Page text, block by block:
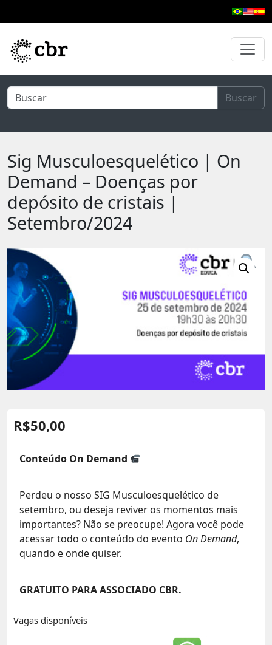
Buscar
Sig Musculoesquelético | On
Demand – Doenças por
depósito de cristais |
Setembro/2024
R$50,00
Conteúdo On Demand
Perdeu o nosso SIG Musculoesquelético de
setembro, ou deseja reviver os momentos mais
importantes? Não se preocupe! Agora você pode
acessar todo o conteúdo do evento On Demand,
quando e onde quiser.
GRATUITO PARA ASSOCIADO CBR.
Vagas disponíveis